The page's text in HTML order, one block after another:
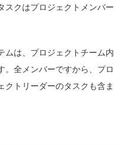
スクはプロジェクトメンバー
ムは、プロジェクトチーム内
。全メンバーですから、プロ
クトリーダーのタスクも含ま